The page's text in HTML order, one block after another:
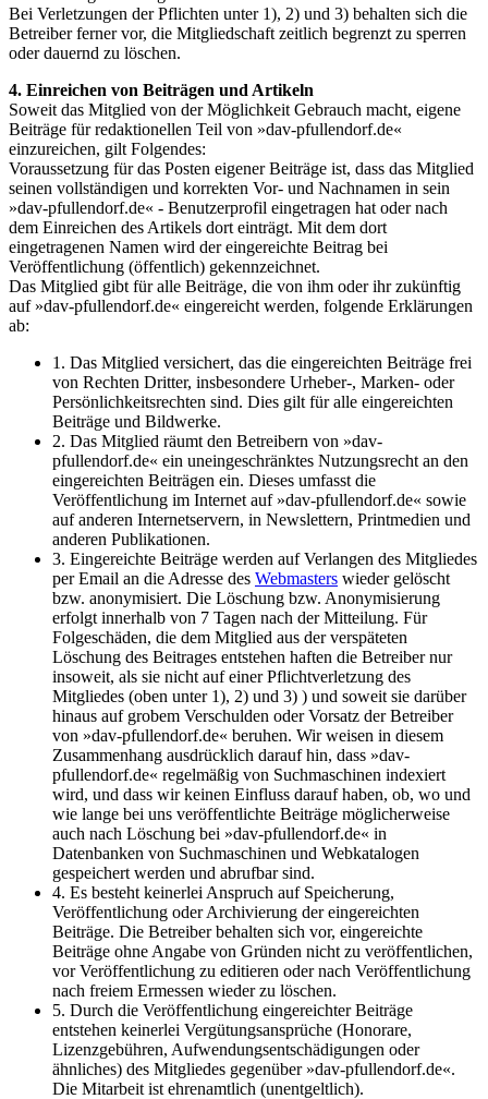
Bei Verletzungen der Pflichten unter 1), 2) und 3) behalten sich die
Betreiber ferner vor, die Mitgliedschaft zeitlich begrenzt zu sperren
oder dauernd zu löschen.
4. Einreichen von Beiträgen und Artikeln
Soweit das Mitglied von der Möglichkeit Gebrauch macht, eigene
Beiträge für redaktionellen Teil von »dav-pfullendorf.de«
einzureichen, gilt Folgendes:
Voraussetzung für das Posten eigener Beiträge ist, dass das Mitglied
seinen vollständigen und korrekten Vor- und Nachnamen in sein
»dav-pfullendorf.de« - Benutzerprofil eingetragen hat oder nach
dem Einreichen des Artikels dort einträgt. Mit dem dort
eingetragenen Namen wird der eingereichte Beitrag bei
Veröffentlichung (öffentlich) gekennzeichnet.
Das Mitglied gibt für alle Beiträge, die von ihm oder ihr zukünftig
auf »dav-pfullendorf.de« eingereicht werden, folgende Erklärungen
ab:
1. Das Mitglied versichert, das die eingereichten Beiträge frei
von Rechten Dritter, insbesondere Urheber-, Marken- oder
Persönlichkeitsrechten sind. Dies gilt für alle eingereichten
Beiträge und Bildwerke.
2. Das Mitglied räumt den Betreibern von »dav-
pfullendorf.de« ein uneingeschränktes Nutzungsrecht an den
eingereichten Beiträgen ein. Dieses umfasst die
Veröffentlichung im Internet auf »dav-pfullendorf.de« sowie
auf anderen Internetservern, in Newslettern, Printmedien und
anderen Publikationen.
3. Eingereichte Beiträge werden auf Verlangen des Mitgliedes
per Email an die Adresse des Webmasters wieder gelöscht
bzw. anonymisiert. Die Löschung bzw. Anonymisierung
erfolgt innerhalb von 7 Tagen nach der Mitteilung. Für
Folgeschäden, die dem Mitglied aus der verspäteten
Löschung des Beitrages entstehen haften die Betreiber nur
insoweit, als sie nicht auf einer Pflichtverletzung des
Mitgliedes (oben unter 1), 2) und 3) ) und soweit sie darüber
hinaus auf grobem Verschulden oder Vorsatz der Betreiber
von »dav-pfullendorf.de« beruhen. Wir weisen in diesem
Zusammenhang ausdrücklich darauf hin, dass »dav-
pfullendorf.de« regelmäßig von Suchmaschinen indexiert
wird, und dass wir keinen Einfluss darauf haben, ob, wo und
wie lange bei uns veröffentlichte Beiträge möglicherweise
auch nach Löschung bei »dav-pfullendorf.de« in
Datenbanken von Suchmaschinen und Webkatalogen
gespeichert werden und abrufbar sind.
4. Es besteht keinerlei Anspruch auf Speicherung,
Veröffentlichung oder Archivierung der eingereichten
Beiträge. Die Betreiber behalten sich vor, eingereichte
Beiträge ohne Angabe von Gründen nicht zu veröffentlichen,
vor Veröffentlichung zu editieren oder nach Veröffentlichung
nach freiem Ermessen wieder zu löschen.
5. Durch die Veröffentlichung eingereichter Beiträge
entstehen keinerlei Vergütungsansprüche (Honorare,
Lizenzgebühren, Aufwendungsentschädigungen oder
ähnliches) des Mitgliedes gegenüber »dav-pfullendorf.de«.
Die Mitarbeit ist ehrenamtlich (unentgeltlich).